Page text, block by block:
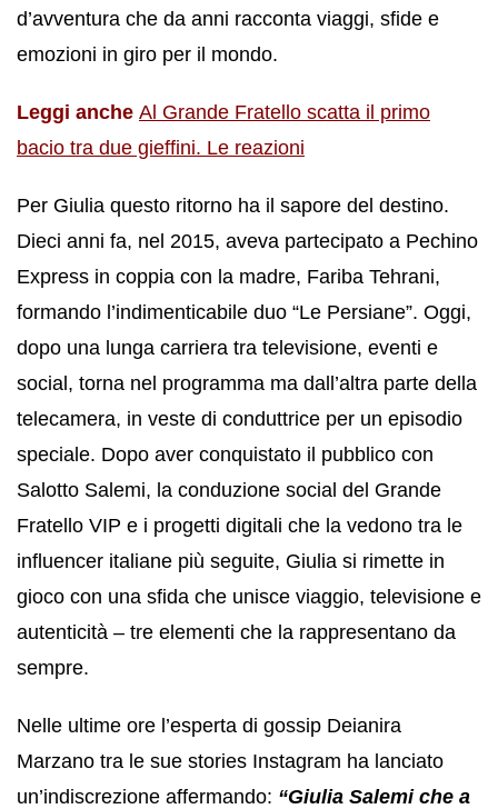
d’avventura che da anni racconta viaggi, sfide e
emozioni in giro per il mondo.
Leggi anche Al Grande Fratello scatta il primo
bacio tra due gieffini. Le reazioni
Per Giulia questo ritorno ha il sapore del destino.
Dieci anni fa, nel 2015, aveva partecipato a Pechino
Express in coppia con la madre, Fariba Tehrani,
formando l’indimenticabile duo “Le Persiane”. Oggi,
dopo una lunga carriera tra televisione, eventi e
social, torna nel programma ma dall’altra parte della
telecamera, in veste di conduttrice per un episodio
speciale. Dopo aver conquistato il pubblico con
Salotto Salemi, la conduzione social del Grande
Fratello VIP e i progetti digitali che la vedono tra le
influencer italiane più seguite, Giulia si rimette in
gioco con una sfida che unisce viaggio, televisione e
autenticità – tre elementi che la rappresentano da
sempre.
Nelle ultime ore l’esperta di gossip Deianira
Marzano tra le sue stories Instagram ha lanciato
un’indiscrezione affermando: “Giulia Salemi che a